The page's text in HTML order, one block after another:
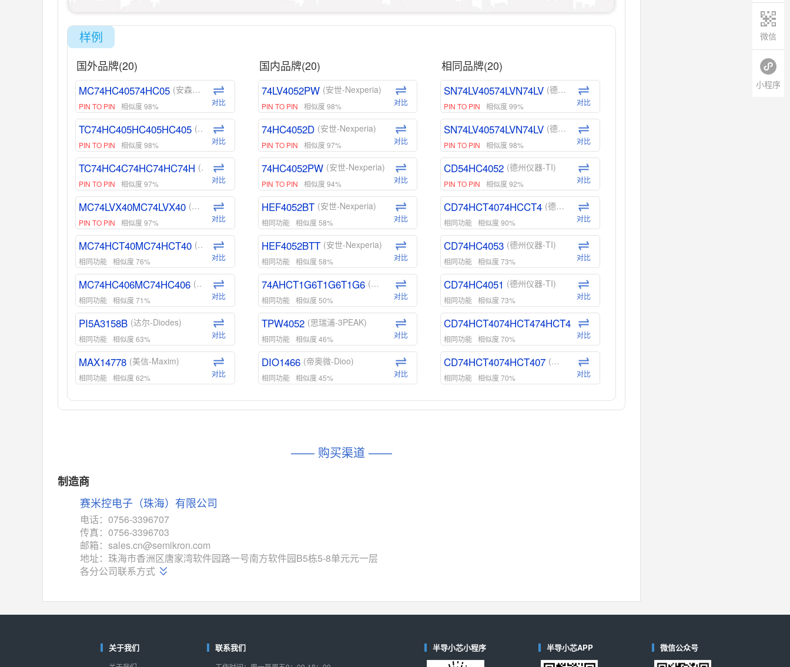
样例
国外品牌(20)
MC74HC40574HC05 (安森美-ON)
PIN TO PIN 相似度 98% 对比
TC74HC405HC405HC405 (东芝-Toshiba)
PIN TO PIN 相似度 98% 对比
TC74HC4C74HC74HC74H (东芝-Toshiba)
PIN TO PIN 相似度 97% 对比
MC74LVX40MC74LVX40 (安森美-ON)
PIN TO PIN 相似度 97% 对比
MC74HCT40MC74HCT40 (安森美-ON)
相同功能 相似度 76% 对比
MC74HC406MC74HC406 (安森美-ON)
相同功能 相似度 71% 对比
PI5A3158B (达尔-Diodes)
相同功能 相似度 63% 对比
MAX14778 (美信-Maxim)
相同功能 相似度 62% 对比
ADG1439 (亚德诺-ADI)
对比
MAX14760
M74HC4852 (意法-ST)
相同功能 相似度 52%
TC4052BF (东芝-Toshiba)
相同功能 相似度 50%
相似度 49% 对比
国内品牌(20)
74LV4052PW (安世-Nexperia)
PIN TO PIN 相似度 98% 对比
74HC4052D (安世-Nexperia)
PIN TO PIN 相似度 97% 对比
74HC4052PW (安世-Nexperia)
PIN TO PIN 相似度 94% 对比
HEF4052BT (安世-Nexperia)
相同功能 相似度 58% 对比
HEF4052BTT (安世-Nexperia)
相同功能 相似度 58% 对比
74AHCT1G6T1G6T1G6 (安世-Nexperia)
相同功能 相似度 50% 对比
TPW4052 (思瑞浦-3PEAK)
相同功能 相似度 46% 对比
DIO1466 (帝奥微-Dioo)
相同功能 相似度 45% 对比
DIO1159 (帝奥微-Dioo)
对比
相似度 44%
TPW3221 (思瑞浦-3PEAK)
相同品牌(20)
SN74LV40574LVN74LV (德州仪器-TI)
PIN TO PIN 相似度 99% 对比
SN74LV40574LVN74LV (德州仪器-TI)
PIN TO PIN 相似度 98% 对比
CD54HC4052 (德州仪器-TI)
PIN TO PIN 相似度 92% 对比
CD74HCT4074HCCT4 (德州仪器-TI)
相同功能 相似度 90% 对比
CD74HC4053 (德州仪器-TI)
相同功能 相似度 73% 对比
CD74HC4051 (德州仪器-TI)
相同功能 相似度 73% 对比
CD74HCT4074HCT474HCT4 (德州仪器-TI)
相同功能 相似度 70% 对比
CD74HCT4074HCT407 (德州仪器-TI)
相同功能 相似度 70% 对比
CD74HCT4D74HDCT40 (德州仪器-TI)
对比
—— 购买渠道 ——
制造商
赛米控电子（珠海）有限公司
电话：0756-3396707
传真：0756-3396703
邮箱：sales.cn@semikron.com
地址：珠海市香洲区唐家湾软件园路一号南方软件园B5栋5-8单元元一层
各分公司联系方式
关于我们 联系我们 半导小芯小程序 半导小芯APP 微信公众号
微信
小程序